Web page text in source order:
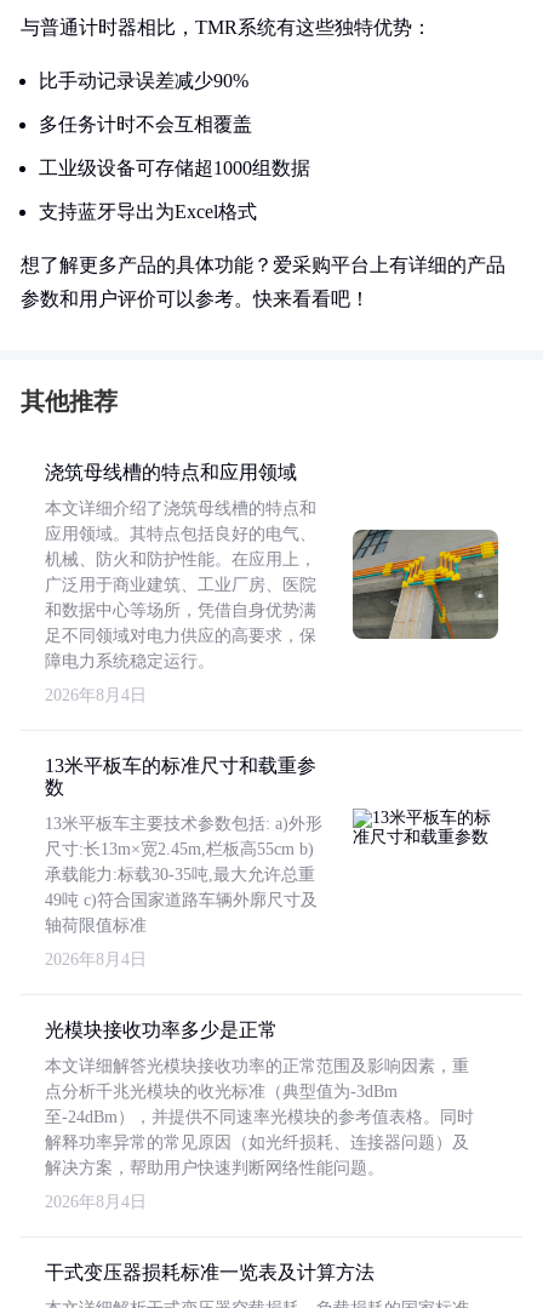
与普通计时器相比，TMR系统有这些独特优势：
比手动记录误差减少90%
多任务计时不会互相覆盖
工业级设备可存储超1000组数据
支持蓝牙导出为Excel格式
想了解更多产品的具体功能？爱采购平台上有详细的产品
参数和用户评价可以参考。快来看看吧！
其他推荐
浇筑母线槽的特点和应用领域
本文详细介绍了浇筑母线槽的特点和
应用领域。其特点包括良好的电气、
机械、防火和防护性能。在应用上，
广泛用于商业建筑、工业厂房、医院
和数据中心等场所，凭借自身优势满
足不同领域对电力供应的高要求，保
障电力系统稳定运行。
2026年8月4日
13米平板车的标准尺寸和载重参
数
13米平板车主要技术参数包括: a)外形
尺寸:长13m×宽2.45m,栏板高55cm b)
承载能力:标载30-35吨,最大允许总重
49吨 c)符合国家道路车辆外廓尺寸及
轴荷限值标准
2026年8月4日
光模块接收功率多少是正常
本文详细解答光模块接收功率的正常范围及影响因素，重
点分析千兆光模块的收光标准（典型值为-3dBm
至-24dBm），并提供不同速率光模块的参考值表格。同时
解释功率异常的常见原因（如光纤损耗、连接器问题）及
解决方案，帮助用户快速判断网络性能问题。
2026年8月4日
干式变压器损耗标准一览表及计算方法